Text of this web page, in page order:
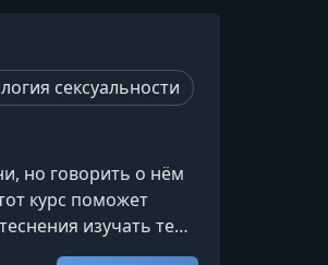
сексуальности
но говорить о нём
курс поможет
изучать тему
желания и границы,